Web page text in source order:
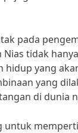
pada
tidak hanya
hidup yang
yang
di dunia
untuk